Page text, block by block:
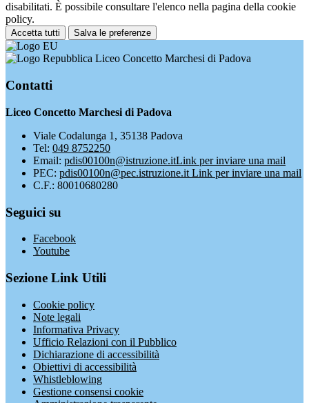
disabilitati. È possibile consultare l'elenco nella pagina della cookie
policy.
Accetta tutti Salva le preferenze
Liceo Concetto Marchesi di Padova
Contatti
Liceo Concetto Marchesi di Padova
Viale Codalunga 1, 35138 Padova
Tel: 049 8752250
Email: pdis00100n@istruzione.itLink per inviare una mail
PEC: pdis00100n@pec.istruzione.it Link per inviare una mail
C.F.: 80010680280
Seguici su
Facebook
Youtube
Sezione Link Utili
Cookie policy
Note legali
Informativa Privacy
Ufficio Relazioni con il Pubblico
Dichiarazione di accessibilità
Obiettivi di accessibilità
Whistleblowing
Gestione consensi cookie